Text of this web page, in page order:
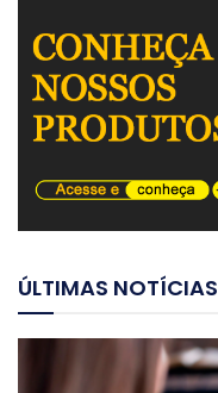
ÚLTIMAS NOTÍCIAS